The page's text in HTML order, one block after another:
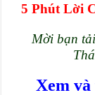
5 Phút Lời
Mời bạn
Xem